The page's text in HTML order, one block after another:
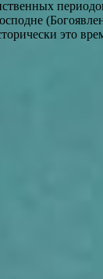
это